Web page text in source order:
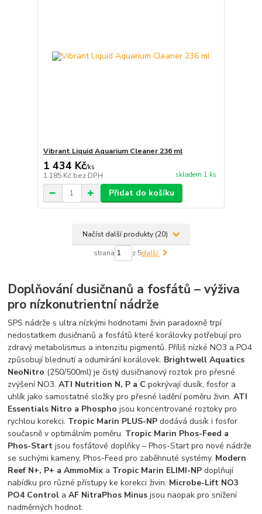
Vibrant Liquid Aquarium Cleaner 236 ml
1 434 Kč/ks
1 185 Kč bez DPH skladem 1 ks
Přidat do košíku
Načíst další produkty (20)
strana z 5další
Doplňování dusičnanů a fosfátů – výživa
pro nízkonutrientní nádrže
SPS nádrže s ultra nízkými hodnotami živin paradoxně trpí
nedostatkem dusičnanů a fosfátů které korálovky potřebují pro
zdravý metabolismus a intenzitu pigmentů. Příliš nízké NO3 a PO4
způsobují blednutí a odumírání korálovek. Brightwell Aquatics
NeoNitro (250/500ml) je čistý dusičnanový roztok pro přesné
zvýšení NO3.ATI Nutrition N, P a C pokrývají dusík, fosfor a
uhlík jako samostatné složky pro přesné ladění poměru živin.ATI
Essentials Nitro a Phospho jsou koncentrované roztoky pro
rychlou korekci. Tropic Marin PLUS-NP dodává dusík i fosfor
současně v optimálním poměru. Tropic Marin Phos-Feed a
Phos-Start jsou fosfátové doplňky – Phos-Start pro nové nádrže
se suchými kameny, Phos-Feed pro zaběhnuté systémy. Modern
Reef N+, P+ a AmmoMix a Tropic Marin ELIMI-NP doplňují
nabídku pro různé přístupy ke korekci živin. Microbe-Lift NO3
PO4 Control aAF NitraPhos Minus jsou naopak pro snížení
nadměrných hodnot.